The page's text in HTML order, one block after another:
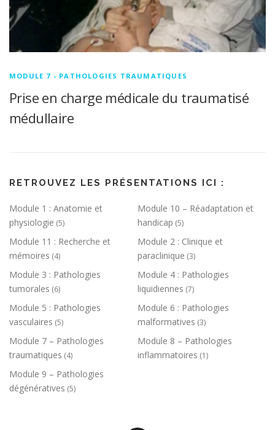
MODULE 7 - PATHOLOGIES TRAUMATIQUES
Prise en charge médicale du traumatisé
médullaire
RETROUVEZ LES PRÉSENTATIONS ICI :
Module 1 : Anatomie et
physiologie (5)
Module 10 – Réadaptation et
handicap (5)
Module 11 : Recherche et
mémoires (4)
Module 2 : Clinique et
paraclinique (3)
Module 3 : Pathologies
tumorales (6)
Module 4 : Pathologies
liquidiennes (7)
Module 5 : Pathologies
vasculaires (5)
Module 6 : Pathologies
malformatives (3)
Module 7 – Pathologies
traumatiques (4)
Module 8 – Pathologies
inflammatoires (1)
Module 9 – Pathologies
dégénératives (5)